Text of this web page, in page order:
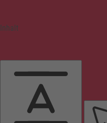
Inhalt